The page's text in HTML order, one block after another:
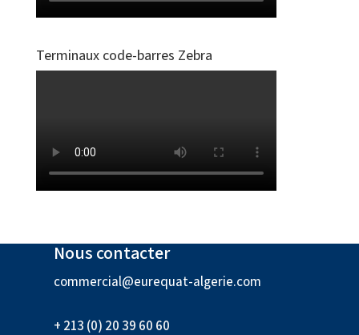
Terminaux code-barres Zebra
Nous contacter
commercial@eurequat-algerie.com
+ 213 (0) 20 39 60 60